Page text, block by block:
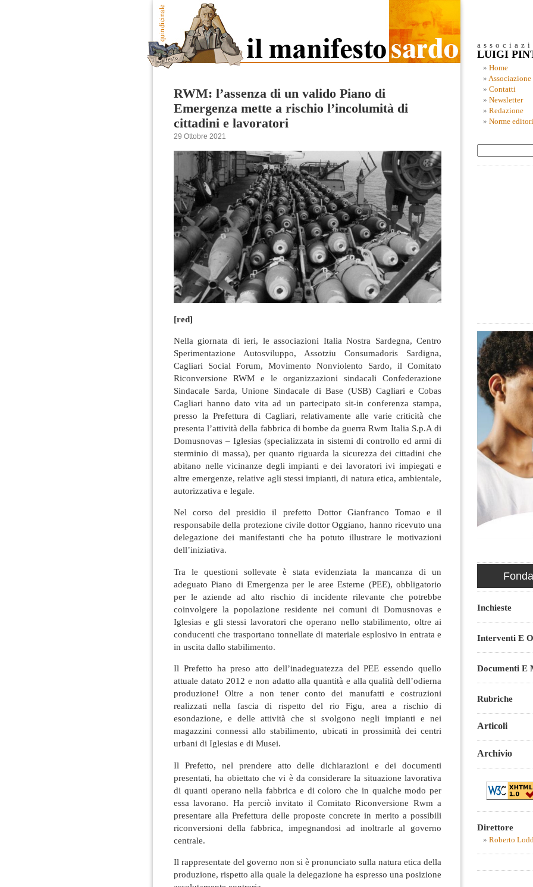
RWM: l’assenza di un valido Piano di
Emergenza mette a rischio l’incolumità di
cittadini e lavoratori
29 Ottobre 2021
[red]
Nella giornata di ieri, le associazioni Italia Nostra Sardegna, Centro
Sperimentazione Autosviluppo, Assotziu Consumadoris Sardigna,
Cagliari Social Forum, Movimento Nonviolento Sardo, il Comitato
Riconversione RWM e le organizzazioni sindacali Confederazione
Sindacale Sarda, Unione Sindacale di Base (USB) Cagliari e Cobas
Cagliari hanno dato vita ad un partecipato sit-in conferenza stampa,
presso la Prefettura di Cagliari, relativamente alle varie criticità che
presenta l’attività della fabbrica di bombe da guerra Rwm Italia S.p.A di
Domusnovas – Iglesias (specializzata in sistemi di controllo ed armi di
sterminio di massa), per quanto riguarda la sicurezza dei cittadini che
abitano nelle vicinanze degli impianti e dei lavoratori ivi impiegati e
altre emergenze, relative agli stessi impianti, di natura etica, ambientale,
autorizzativa e legale.
Nel corso del presidio il prefetto Dottor Gianfranco Tomao e il
responsabile della protezione civile dottor Oggiano, hanno ricevuto una
delegazione dei manifestanti che ha potuto illustrare le motivazioni
dell’iniziativa.
Tra le questioni sollevate è stata evidenziata la mancanza di un
adeguato Piano di Emergenza per le aree Esterne (PEE), obbligatorio
per le aziende ad alto rischio di incidente rilevante che potrebbe
coinvolgere la popolazione residente nei comuni di Domusnovas e
Iglesias e gli stessi lavoratori che operano nello stabilimento, oltre ai
conducenti che trasportano tonnellate di materiale esplosivo in entrata e
in uscita dallo stabilimento.
Il Prefetto ha preso atto dell’inadeguatezza del PEE essendo quello
attuale datato 2012 e non adatto alla quantità e alla qualità dell’odierna
produzione! Oltre a non tener conto dei manufatti e costruzioni
realizzati nella fascia di rispetto del rio Figu, area a rischio di
esondazione, e delle attività che si svolgono negli impianti e nei
magazzini connessi allo stabilimento, ubicati in prossimità dei centri
urbani di Iglesias e di Musei.
Il Prefetto, nel prendere atto delle dichiarazioni e dei documenti
presentati, ha obiettato che vi è da considerare la situazione lavorativa
di quanti operano nella fabbrica e di coloro che in qualche modo per
essa lavorano. Ha perciò invitato il Comitato Riconversione Rwm a
presentare alla Prefettura delle proposte concrete in merito a possibili
riconversioni della fabbrica, impegnandosi ad inoltrarle al governo
centrale.
Il rappresentate del governo non si è pronunciato sulla natura etica della
produzione, rispetto alla quale la delegazione ha espresso una posizione
LUIGI
Home
Associazione
Contatti
Newsletter
Redazione
Norme
Inchieste
Interventi E
Documenti E
Rubriche
Articoli
Archivio
Direttore
Roberto